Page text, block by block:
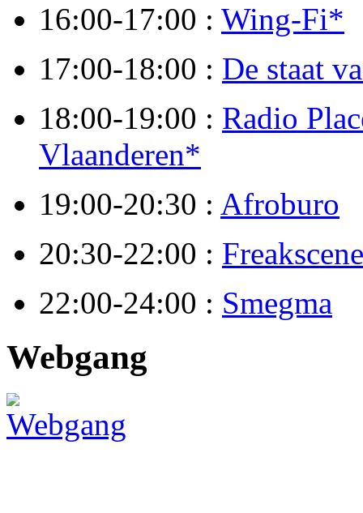
16:00-17:00 : Wing-Fi*
17:00-18:00 : De staat
18:00-19:00 : Radio
Vlaanderen*
19:00-20:30 : Afroburo
20:30-22:00 : Freakscene
22:00-24:00 : Smegma
Webgang